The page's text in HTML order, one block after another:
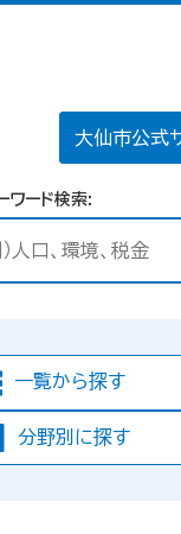
大仙市公式
ワード検索
一覧から探す
分野別に探す
見つか